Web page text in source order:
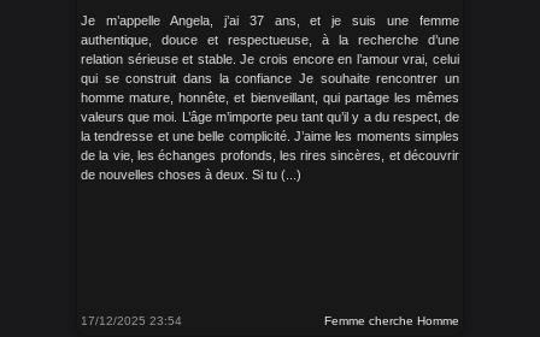
Je m’appelle Angela, j’ai 37 ans, et je suis une femme
authentique, douce et respectueuse, à la recherche d’une
relation sérieuse et stable. Je crois encore en l’amour vrai, celui
qui se construit dans la confiance Je souhaite rencontrer un
homme mature, honnête, et bienveillant, qui partage les mêmes
valeurs que moi. L’âge m’importe peu tant qu’il y a du respect, de
la tendresse et une belle complicité. J’aime les moments simples
de la vie, les échanges profonds, les rires sincères, et découvrir
de nouvelles choses à deux. Si tu (...)
17/12/2025 23:54 Femme cherche Homme